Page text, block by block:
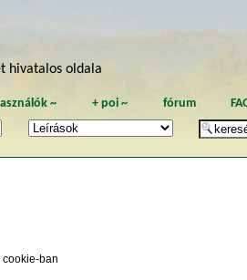
hivatalos oldala
~ + poi~ fórum
ban